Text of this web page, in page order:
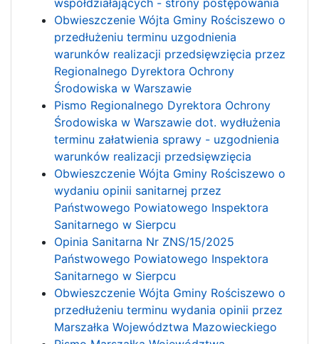
współdziałających - strony postępowania
Obwieszczenie Wójta Gminy Rościszewo o
przedłużeniu terminu uzgodnienia
warunków realizacji przedsięwzięcia przez
Regionalnego Dyrektora Ochrony
Środowiska w Warszawie
Pismo Regionalnego Dyrektora Ochrony
Środowiska w Warszawie dot. wydłużenia
terminu załatwienia sprawy - uzgodnienia
warunków realizacji przedsięwzięcia
Obwieszczenie Wójta Gminy Rościszewo o
wydaniu opinii sanitarnej przez
Państwowego Powiatowego Inspektora
Sanitarnego w Sierpcu
Opinia Sanitarna Nr ZNS/15/2025
Państwowego Powiatowego Inspektora
Sanitarnego w Sierpcu
Obwieszczenie Wójta Gminy Rościszewo o
przedłużeniu terminu wydania opinii przez
Marszałka Województwa Mazowieckiego